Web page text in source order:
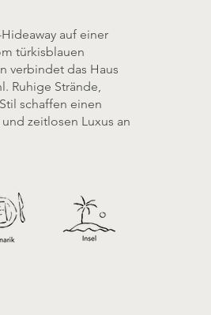
auf einer
türkisblauen
verbindet das Haus
Ruhige Strände,
schaffen einen
zeitlosen Luxus an